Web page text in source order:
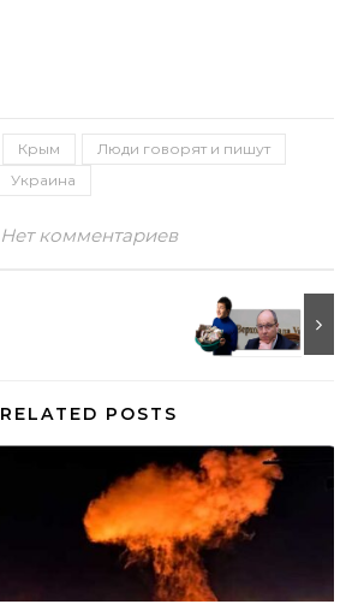
Крым
Люди говорят и пишут
Украина
Нет комментариев
RELATED POSTS